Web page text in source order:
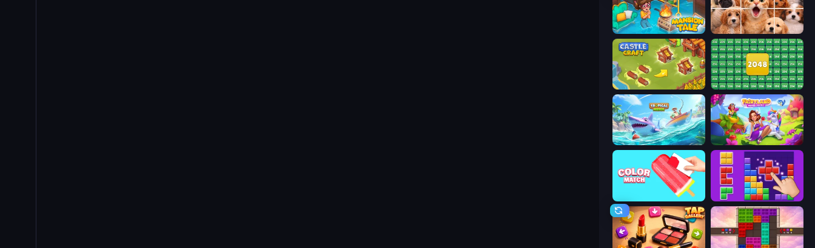
Mansion Tale: Merge Secrets Jigpic Solitaire
Castle Craft 2048 Merge Blocks
Tropical Merge Fairyland Merge & Magic
BlockBuster Puzzle